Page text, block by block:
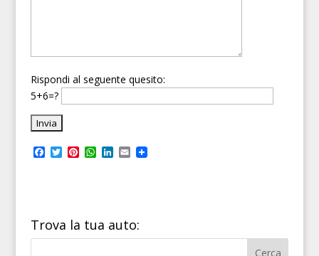
Rispondi al seguente quesito:
5+6=?
F
a
o
k
T
w
r
P
i
e
s
t
W
h
p
p
L
i
I
n
E
m
Trova la tua auto: